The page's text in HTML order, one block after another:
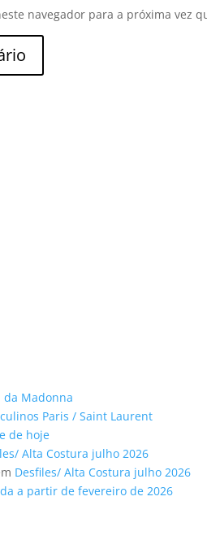
navegador para a próxima vez
da Madonna
Paris / Saint Laurent
de hoje
Alta Costura julho 2026
Desfiles/ Alta Costura julho 2026
a partir de fevereiro de 2026